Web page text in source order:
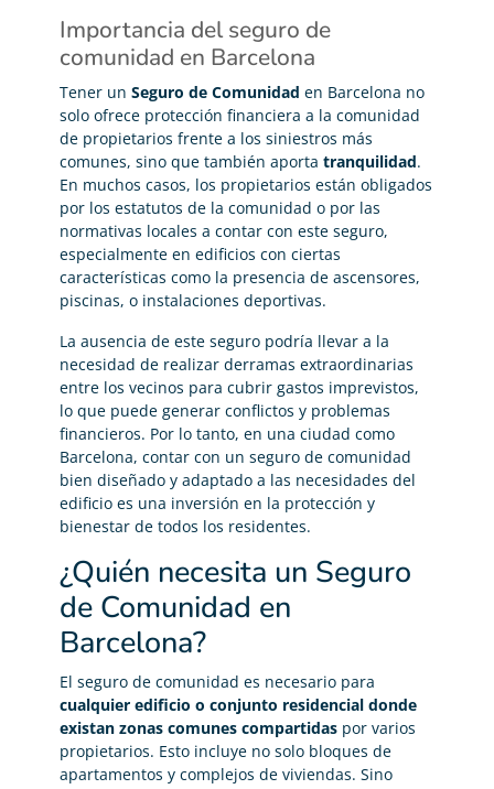
Importancia del seguro de
comunidad en Barcelona
Tener un Seguro de Comunidad en Barcelona no
solo ofrece protección financiera a la comunidad
de propietarios frente a los siniestros más
comunes, sino que también aporta tranquilidad.
En muchos casos, los propietarios están obligados
por los estatutos de la comunidad o por las
normativas locales a contar con este seguro,
especialmente en edificios con ciertas
características como la presencia de ascensores,
piscinas, o instalaciones deportivas.
La ausencia de este seguro podría llevar a la
necesidad de realizar derramas extraordinarias
entre los vecinos para cubrir gastos imprevistos,
lo que puede generar conflictos y problemas
financieros. Por lo tanto, en una ciudad como
Barcelona, contar con un seguro de comunidad
bien diseñado y adaptado a las necesidades del
edificio es una inversión en la protección y
bienestar de todos los residentes.
¿Quién necesita un Seguro
de Comunidad en
Barcelona?
El seguro de comunidad es necesario para
cualquier edificio o conjunto residencial donde
existan zonas comunes compartidas por varios
propietarios. Esto incluye no solo bloques de
apartamentos y complejos de viviendas. Sino